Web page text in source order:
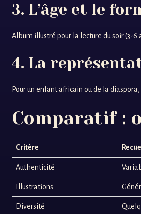
3. L’âge et le
Album illustré pour la lecture du soir (3-6
4. La
Pour un enfant africain ou de la
Comparatif :
Critère
Authenticité
Illustrations
Diversité